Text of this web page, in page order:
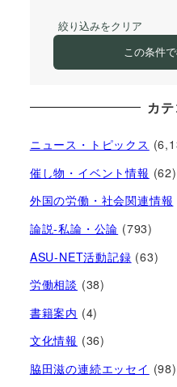
絞り込みをクリア
この条件
カ
ニュース・トピックス
催し物・イベント情報 (62)
外国の労働・社会関連情報
論説-私論・公論 (793)
ASU-NET活動記録 (63)
労働相談 (38)
書籍案内 (4)
文化情報 (36)
脇田滋の連続エッセイ (98)